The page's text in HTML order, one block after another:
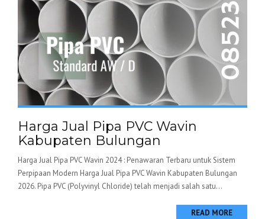
Harga Jual Pipa PVC Wavin
Kabupaten Bulungan
Harga Jual Pipa PVC Wavin 2024 : Penawaran Terbaru untuk Sistem
Perpipaan Modern Harga Jual Pipa PVC Wavin Kabupaten Bulungan
2026. Pipa PVC (Polyvinyl Chloride) telah menjadi salah satu...
READ MORE